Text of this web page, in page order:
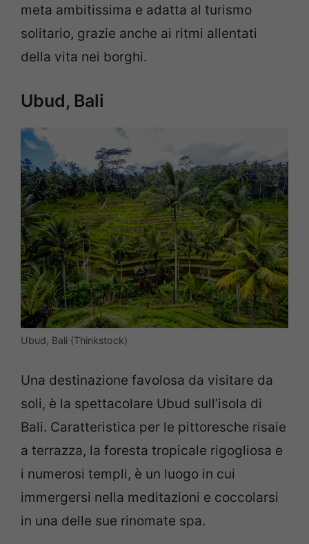
meta ambitissima e adatta al turismo
solitario, grazie anche ai ritmi allentati
della vita nei borghi.
Ubud, Bali
Ubud, Bali (Thinkstock)
Una destinazione favolosa da visitare da
soli, è la spettacolare Ubud sull’isola di
Bali. Caratteristica per le pittoresche risaie
a terrazza, la foresta tropicale rigogliosa e
i numerosi templi, è un luogo in cui
immergersi nella meditazioni e coccolarsi
in una delle sue rinomate spa.